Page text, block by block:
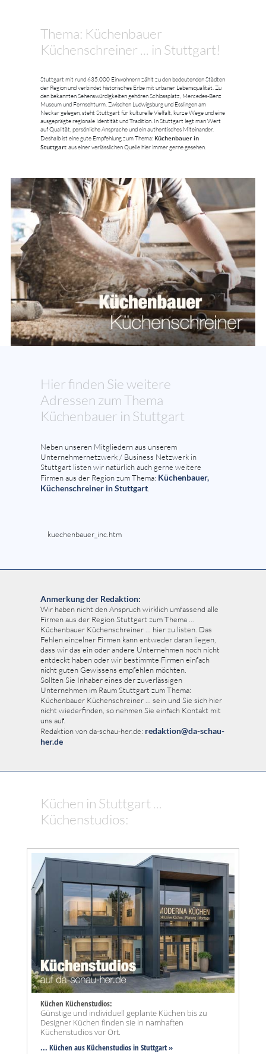
Thema: Küchenbauer
Küchenschreiner ... in Stuttgart!
Stuttgart mit rund 635.000 Einwohnern zählt zu den bedeutenden Städten
der Region und verbindet historisches Erbe mit urbaner Lebensqualität. Zu
den bekannten Sehenswürdigkeiten gehören Schlossplatz, Mercedes-Benz
Museum und Fernsehturm. Zwischen Ludwigsburg und Esslingen am
Neckar gelegen, steht Stuttgart für kulturelle Vielfalt, kurze Wege und eine
ausgeprägte regionale Identität und Tradition. In Stuttgart legt man Wert
auf Qualität, persönliche Ansprache und ein authentisches Miteinander.
Deshalb ist eine gute Empfehlung zum Thema: Küchenbauer in
Stuttgart aus einer verlässlichen Quelle hier immer gerne gesehen.
Hier finden Sie weitere
Adressen zum Thema
Küchenbauer in Stuttgart
Neben unseren Mitgliedern aus unserem
Unternehmernetzwerk / Business Netzwerk in
Stuttgart listen wir natürlich auch gerne weitere
Firmen aus der Region zum Thema: Küchenbauer,
Küchenschreiner in Stuttgart
kuechenbauer_inc.htm
Anmerkung der Redaktion:
Wir haben nicht den Anspruch wirklich umfassend alle
Firmen aus der Region Stuttgart zum Thema ...
Küchenbauer Küchenschreiner ... hier zu listen. Das
Fehlen einzelner Firmen kann entweder daran liegen,
dass wir das ein oder andere Unternehmen noch nicht
entdeckt haben oder wir bestimmte Firmen einfach
nicht guten Gewissens empfehlen möchten.
Sollten Sie Inhaber eines der zuverlässigen
Unternehmen im Raum Stuttgart zum Thema:
Küchenbauer Küchenschreiner ... sein und Sie sich hier
nicht wiederfinden, so nehmen Sie einfach Kontakt mit
uns auf.
Redaktion von da-schau-her.de: redaktion@da-schau-
her.de
Küchen in Stuttgart ...
Küchenstudios:
Küchen Küchenstudios:
Günstige und individuell geplante Küchen bis zu
Designer Küchen finden sie in namhaften
Küchenstudios vor Ort.
... Küchen aus Küchenstudios in Stuttgart »